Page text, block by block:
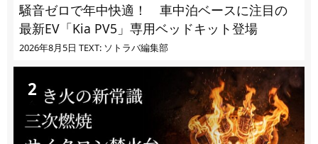
騒音ゼロで年中快適！ 車中泊ベースに注目の
最新EV「Kia PV5」専用ベッドキット登場
2026年8月5日 TEXT: ソトラバ編集部